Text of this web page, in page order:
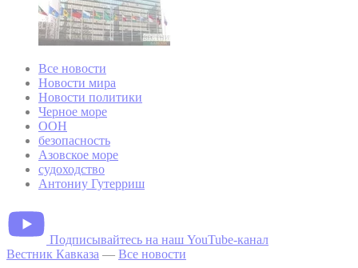
Все новости
Новости мира
Новости политики
Черное море
ООН
безопасность
Азовское море
судоходство
Антониу Гутерриш
Подписывайтесь на наш YouTube-канал
Вестник Кавказа — Все новости